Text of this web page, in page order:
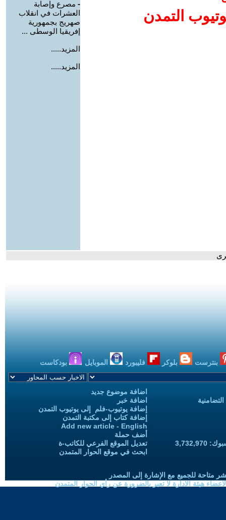
التمدن
- مصرع وإصابة
العشرات في انقلاب
صهريج بجمهورية
إفريقيا الوسطى ...
المزيد.....
المزيد.....
بنترست بلوكر فليبورد الموبايل بودكاست
اضافة موضوع جديد
اضافة خبر
إضافة يوتيوب-فلم إلى يوتيوب التمدن
إضافة كتاب إلى مكتبة التمدن
Add new article - English
أضف حملة
تعديل الموقع الفرعي للكاتب-ة
ابحث في موقع الحوار المتمدن
متاحة للجميع مع الإشارة إلى المصدر
هيئة الادارة لا تعبر بالضرورة عن رأي الحوار المتمدن